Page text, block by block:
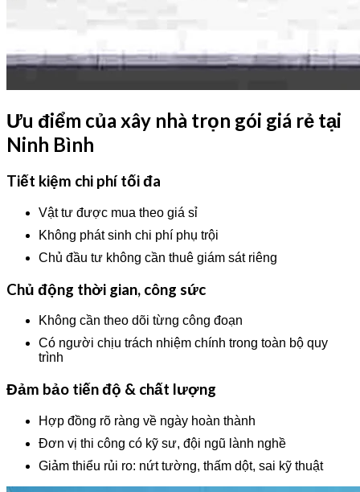
Ưu điểm của xây nhà trọn gói giá rẻ tại
Ninh Bình
Tiết kiệm chi phí tối đa
Vật tư được mua theo giá sỉ
Không phát sinh chi phí phụ trội
Chủ đầu tư không cần thuê giám sát riêng
Chủ động thời gian, công sức
Không cần theo dõi từng công đoạn
Có người chịu trách nhiệm chính trong toàn bộ quy
trình
Đảm bảo tiến độ & chất lượng
Hợp đồng rõ ràng về ngày hoàn thành
Đơn vị thi công có kỹ sư, đội ngũ lành nghề
Giảm thiểu rủi ro: nứt tường, thấm dột, sai kỹ thuật